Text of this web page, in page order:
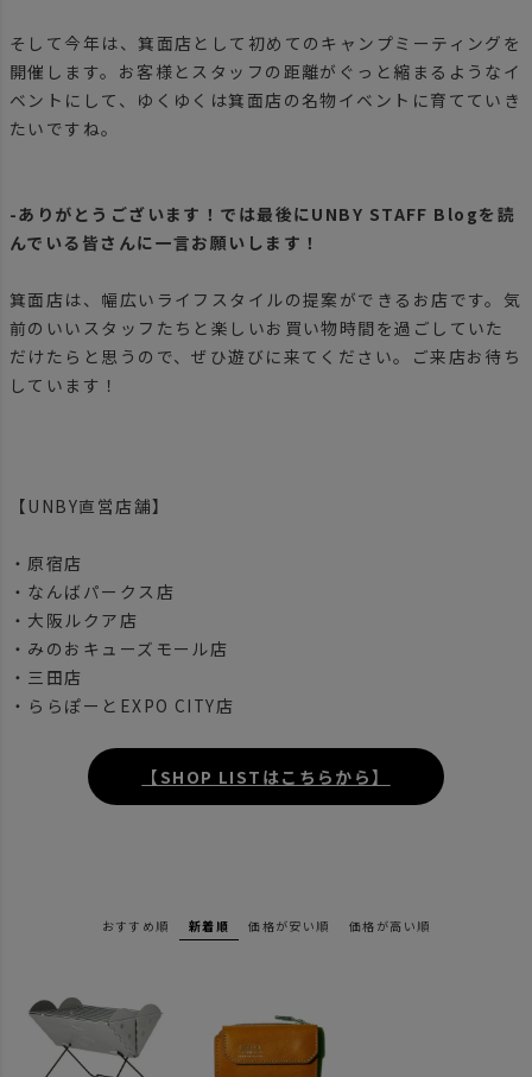
そして今年は、箕面店として初めてのキャンプミーティングを
開催します。お客様とスタッフの距離がぐっと縮まるようなイ
ベントにして、ゆくゆくは箕面店の名物イベントに育てていき
たいですね。
-ありがとうございます！では最後にUNBY STAFF Blogを読
んでいる皆さんに一言お願いします！
箕面店は、幅広いライフスタイルの提案ができるお店です。気
前のいいスタッフたちと楽しいお買い物時間を過ごしていた
だけたらと思うので、ぜひ遊びに来てください。ご来店お待ち
しています！
【UNBY直営店舗】
・原宿店
・なんばパークス店
・大阪ルクア店
・みのおキューズモール店
・三田店
・ららぽーとEXPO CITY店
【SHOP LISTはこちらから】
おすすめ順 新着順 価格が安い順 価格が高い順